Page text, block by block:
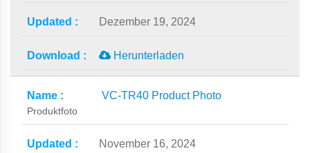
Dezember 19, 2024
Herunterladen
VC-TR40 Product Photo
Produktfoto
November 16, 2024